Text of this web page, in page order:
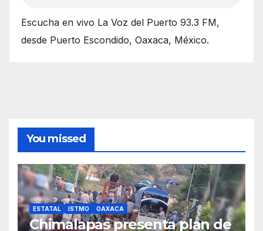
Escucha en vivo La Voz del Puerto 93.3 FM,
desde Puerto Escondido, Oaxaca, México.
You missed
ESTATAL ISTMO OAXACA
Chimalapas presenta plan de